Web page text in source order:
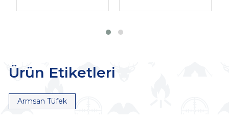
Ürün Etiketleri
Armsan Tüfek